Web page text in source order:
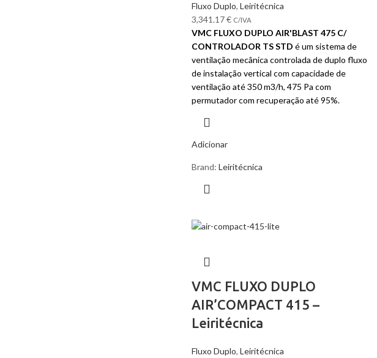
Fluxo Duplo, Leiritécnica
3,341.17€ C/IVA
VMC FLUXO DUPLO AIR'BLAST 475 C/
CONTROLADOR TS STD é um sistema de
ventilação mecânica controlada de duplo fluxo
de instalação vertical com capacidade de
ventilação até 350 m3/h, 475 Pa com
permutador com recuperação até 95%.
Adicionar
Brand: Leiritécnica
VMC FLUXO DUPLO
AIR’COMPACT 415 –
Leiritécnica
Fluxo Duplo, Leiritécnica